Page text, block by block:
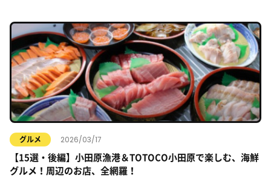
グルメ 2026/03/17
【15選・後編】小田原漁港＆TOTOCO小田原で楽しむ、海鮮
グルメ！周辺のお店、全網羅！